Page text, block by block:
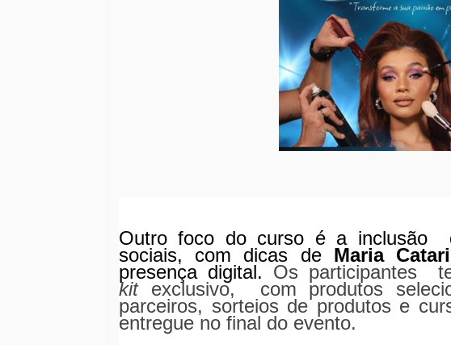
Outro foco do curso é a inclusão
sociais, com dicas de Maria
presença digital. Os participantes
kit exclusivo, com produtos
parceiros, sorteios de produtos e
entregue no final do evento.